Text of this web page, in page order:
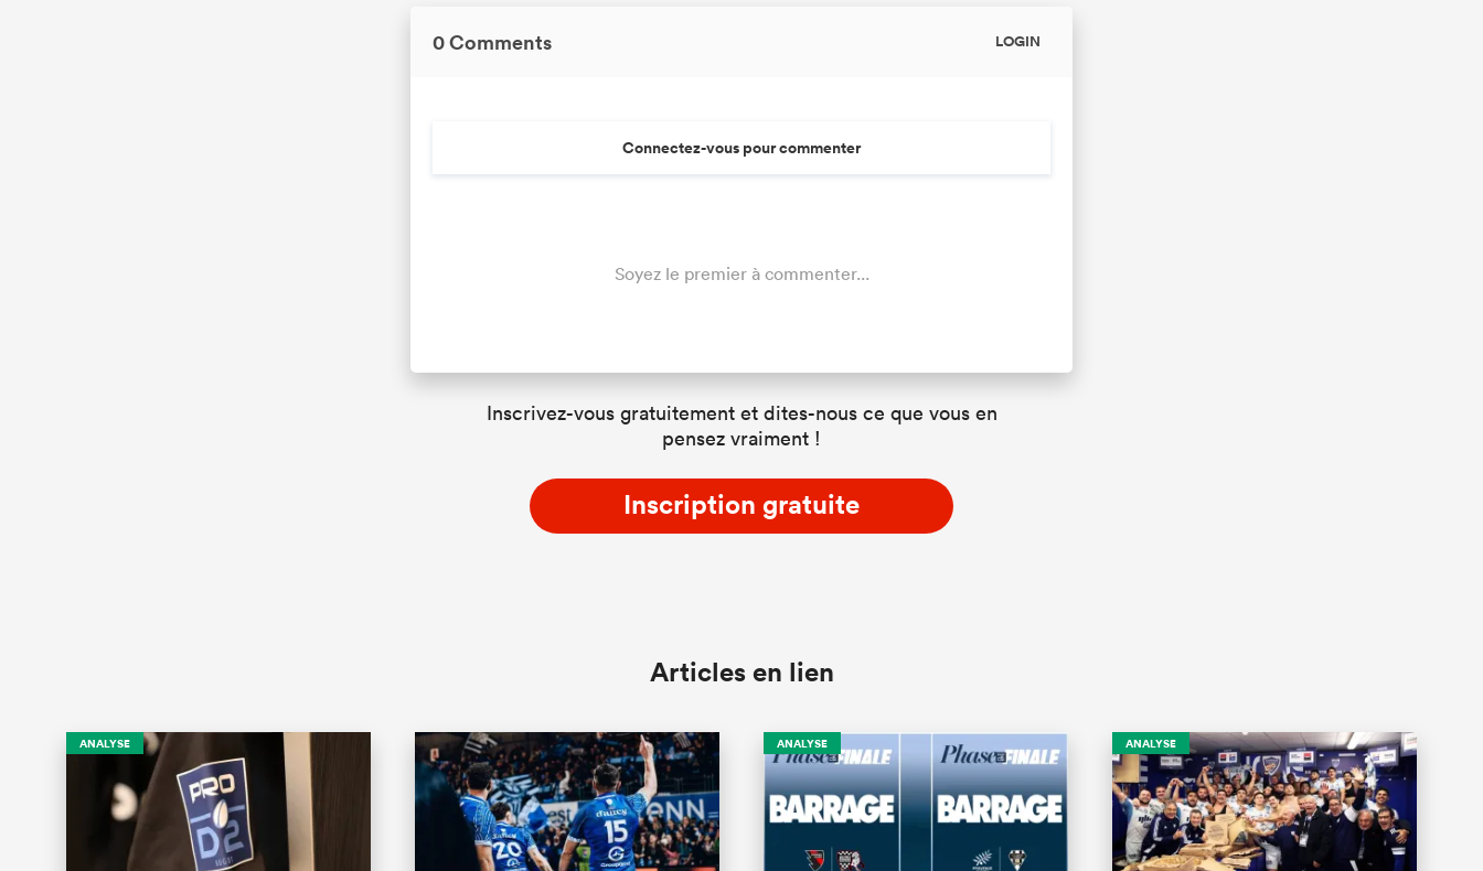
0 Comments LOGIN
Connectez-vous pour commenter
Soyez le premier à commenter...
Inscrivez-vous gratuitement et dites-nous ce que vous en
pensez vraiment !
Inscription gratuite
Articles en lien
ANALYSE ANALYSE ANALYSE